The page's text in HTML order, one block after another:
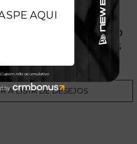
DÍSPONÍVEL NO
A DISPONIBILIDADE NAS
A LISTA DE DESEJOS